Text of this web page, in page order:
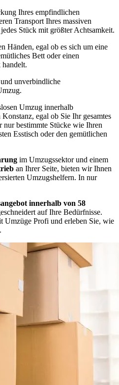
Ihres empfindlichen
Transport Ihres massiven
Stück mit größter Achtsamkeit.
Händen, egal ob es sich um eine
Bett oder einen
handelt.
unverbindliche
Umzug innerhalb
egal ob Sie Ihr gesamtes
nur bestimmte Stücke wie Ihren
Esstisch oder den gemütlichen
im Umzugssektor und einem
an Ihrer Seite, bieten wir Ihnen
Umzugshelfern. In nur
innerhalb von 58
auf Ihre Bedürfnisse.
Umzüge Profi und erleben Sie, wie